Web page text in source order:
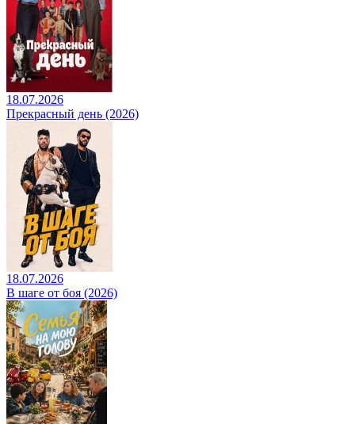
18.07.2026
Прекрасный день (2026)
18.07.2026
В шаге от боя (2026)